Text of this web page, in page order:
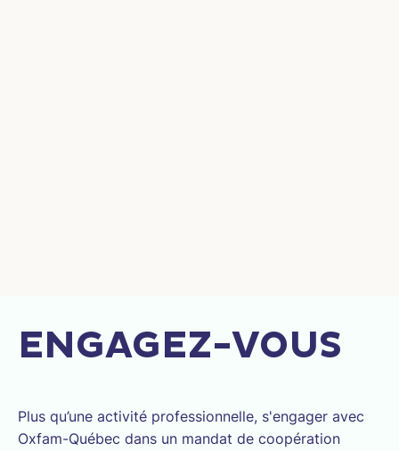
ENGAGEZ-VOUS
Plus qu’une activité professionnelle, s'engager avec
Oxfam-Québec dans un mandat de coopération